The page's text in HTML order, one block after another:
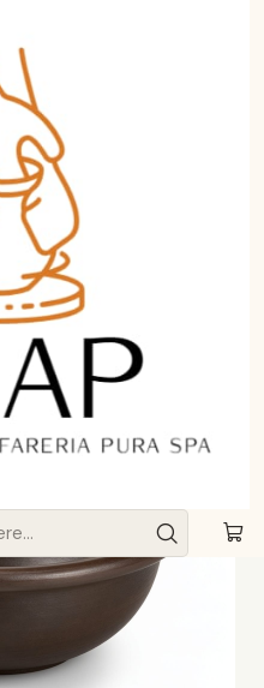
Resistencia y
de Pomaire:
y
tu Mesa